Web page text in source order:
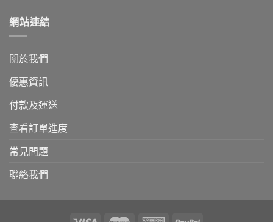
高
增
數
快/
帳
不
銹
古
網站連結
關於我們
優惠資訊
付款及運送
查看訂單進度
常見問題
聯絡我們